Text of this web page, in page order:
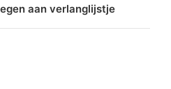
aan verlanglijstje